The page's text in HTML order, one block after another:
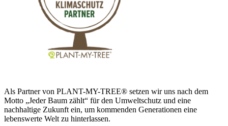
Als Partner von PLANT-MY-TREE® setzen wir uns nach dem
Motto „Jeder Baum zählt“ für den Umweltschutz und eine
nachhaltige Zukunft ein, um kommenden Generationen eine
lebenswerte Welt zu hinterlassen.